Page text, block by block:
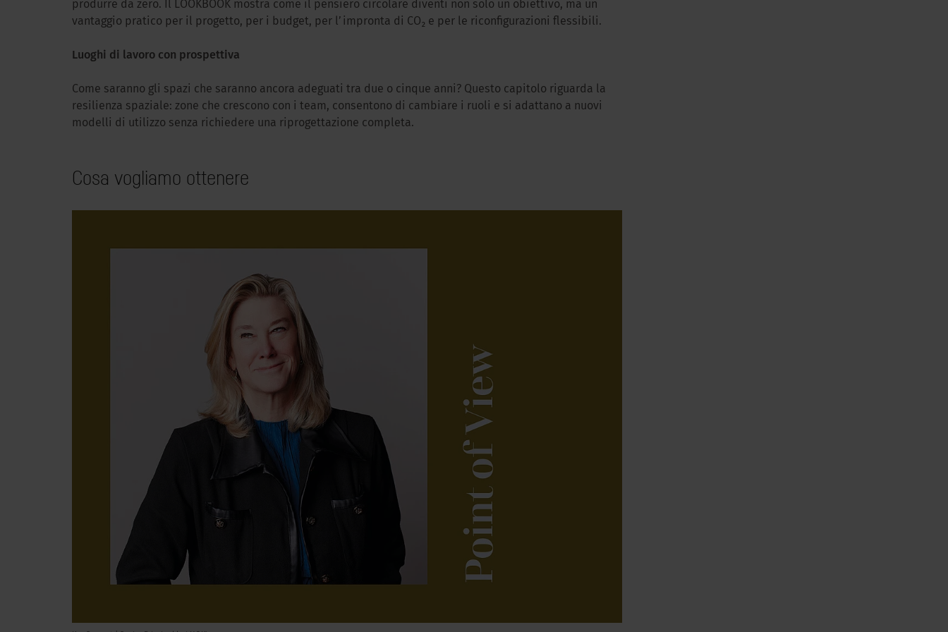
produrre da zero. Il LOOKBOOK mostra come il pensiero circolare diventi non solo un obiettivo, ma un
vantaggio pratico per il progetto, per i budget, per l’impronta di CO₂ e per le riconfigurazioni flessibili.
Luoghi di lavoro con prospettiva
Come saranno gli spazi che saranno ancora adeguati tra due o cinque anni? Questo capitolo riguarda la
resilienza spaziale: zone che crescono con i team, consentono di cambiare i ruoli e si adattano a nuovi
modelli di utilizzo senza richiedere una riprogettazione completa.
Cosa vogliamo ottenere